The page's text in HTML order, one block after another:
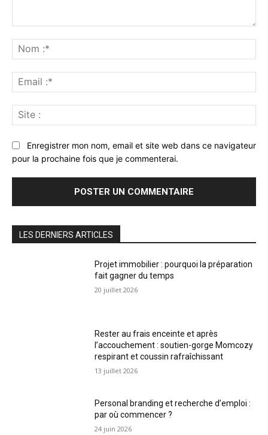
:*
:*
:
Enregistrer mon nom, email et site web dans ce navigateur
pour la prochaine fois que je commenterai.
LES DERNIERS ARTICLES
Projet immobilier : pourquoi la préparation
fait gagner du temps
20 juillet 2026
Rester au frais enceinte et après
l’accouchement : soutien-gorge Momcozy
respirant et coussin rafraîchissant
13 juillet 2026
Personal branding et recherche d’emploi :
par où commencer ?
24 juin 2026